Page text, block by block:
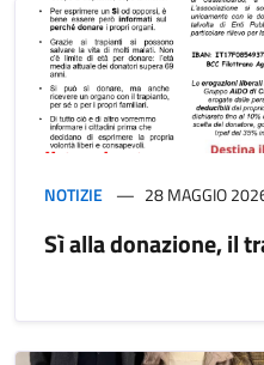
NOTIZIE 28 MAGGIO
Sì alla donazione, il